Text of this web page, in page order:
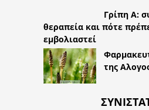
Γρίπη Α:
θεραπεία και πότε
εμβολιαστεί
της